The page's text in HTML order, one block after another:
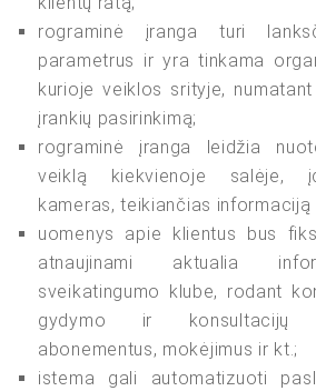
rograminė įranga turi
parametrus ir yra tinkama
kurioje veiklos srityje,
įrankių pasirinkimą;
rograminė įranga leidžia
veiklą kiekvienoje salėje,
kameras, teikiančias informaciją
uomenys apie klientus bus
atnaujinami aktualia
sveikatingumo klube, rodant
gydymo ir konsultacijų
abonementus, mokėjimus ir kt.;
istema gali automatizuoti